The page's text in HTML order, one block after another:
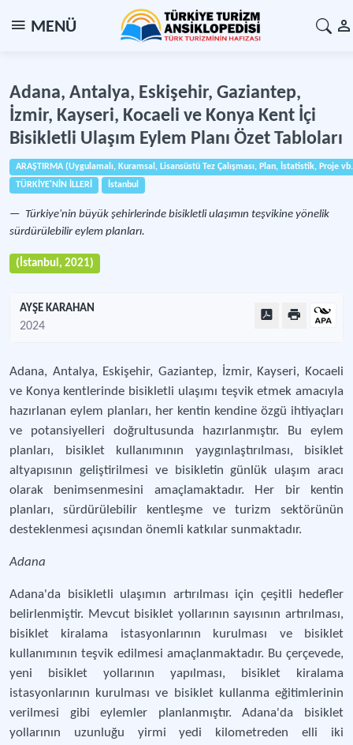
MENÜ
Adana, Antalya, Eskişehir, Gaziantep,
İzmir, Kayseri, Kocaeli ve Konya Kent İçi
Bisikletli Ulaşım Eylem Planı Özet Tabloları
ARAŞTIRMA (Uygulamalı, Kuramsal, Lisansüstü Tez Çalışması, Plan, İstatistik, Proje
TÜRKİYE'NİN İLLERİ
İstanbul
Türkiye'nin büyük şehirlerinde bisikletli ulaşımın teşvikine yönelik
sürdürülebilir eylem planları.
(İstanbul, 2021)
AYŞE KARAHAN
2024
Adana, Antalya, Eskişehir, Gaziantep, İzmir, Kayseri, Kocaeli
ve Konya kentlerinde bisikletli ulaşımı teşvik etmek amacıyla
hazırlanan eylem planları, her kentin kendine özgü ihtiyaçları
ve potansiyelleri doğrultusunda hazırlanmıştır. Bu eylem
planları, bisiklet kullanımının yaygınlaştırılması, bisiklet
altyapısının geliştirilmesi ve bisikletin günlük ulaşım aracı
olarak benimsenmesini amaçlamaktadır. Her bir kentin
planları, sürdürülebilir kentleşme ve turizm sektörünün
desteklenmesi açısından önemli katkılar sunmaktadır.
Adana
Adana'da bisikletli ulaşımın artırılması için çeşitli hedefler
belirlenmiştir. Mevcut bisiklet yollarının sayısının artırılması,
bisiklet kiralama istasyonlarının kurulması ve bisiklet
kullanımının teşvik edilmesi amaçlanmaktadır. Bu çerçevede,
yeni bisiklet yollarının yapılması, bisiklet kiralama
istasyonlarının kurulması ve bisiklet kullanma eğitimlerinin
verilmesi gibi eylemler planlanmıştır. Adana'da bisiklet
yollarının uzunluğu yirmi yedi kilometreden elli iki